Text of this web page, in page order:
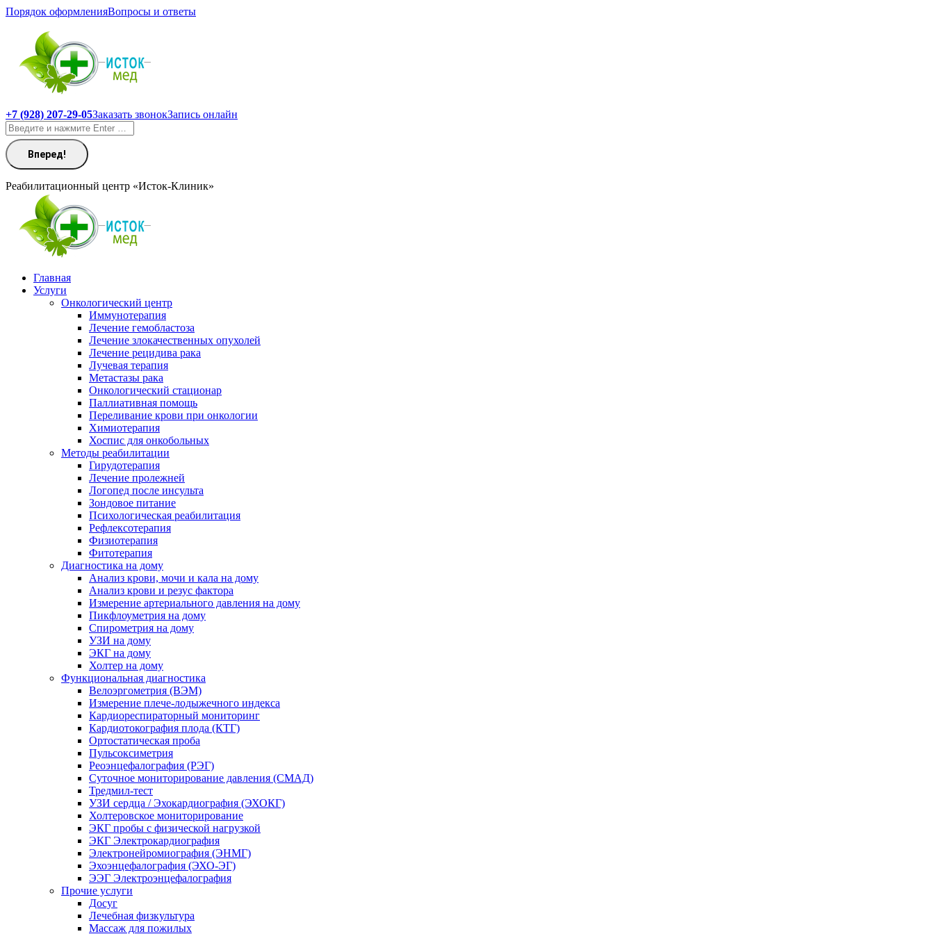
Перейти
содержанию
Порядок оформленияВопросы и ответы
+7 (928) 207-29-05Заказать звонокЗапись онлайн
Поиск:
Реабилитационный центр «Исток-Клиник»
Главная
Услуги
Онкологический центр
Иммунотерапия
Лечение гемобластоза
Лечение злокачественных опухолей
Лечение рецидива рака
Лучевая терапия
Метастазы рака
Онкологический стационар
Паллиативная помощь
Переливание крови при онкологии
Химиотерапия
Хоспис для онкобольных
Методы реабилитации
Гирудотерапия
Лечение пролежней
Логопед после инсульта
Зондовое питание
Психологическая реабилитация
Рефлексотерапия
Физиотерапия
Фитотерапия
Диагностика на дому
Анализ крови, мочи и кала на дому
Анализ крови и резус фактора
Измерение артериального давления на дому
Пикфлоуметрия на дому
Спирометрия на дому
УЗИ на дому
ЭКГ на дому
Холтер на дому
Функциональная диагностика
Велоэргометрия (ВЭМ)
Измерение плече-лодыжечного индекса
Кардиореспираторный мониторинг
Кардиотокография плода (КТГ)
Ортостатическая проба
Пульсоксиметрия
Реоэнцефалография (РЭГ)
Суточное мониторирование давления (СМАД)
Тредмил-тест
УЗИ сердца / Эхокардиография (ЭХОКГ)
Холтеровское мониторирование
ЭКГ пробы с физической нагрузкой
ЭКГ Электрокардиография
Электронейромиография (ЭНМГ)
Эхоэнцефалография (ЭХО-ЭГ)
ЭЭГ Электроэнцефалография
Прочие услуги
Досуг
Лечебная физкультура
Массаж для пожилых